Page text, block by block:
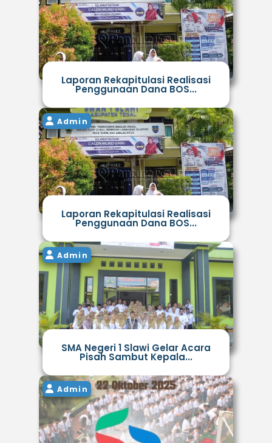
Laporan Rekapitulasi Realisasi
Penggunaan Dana BOS...
Admin
Laporan Rekapitulasi Realisasi
Penggunaan Dana BOS...
Admin
SMA Negeri 1 Slawi Gelar Acara
Pisah Sambut Kepala...
Admin